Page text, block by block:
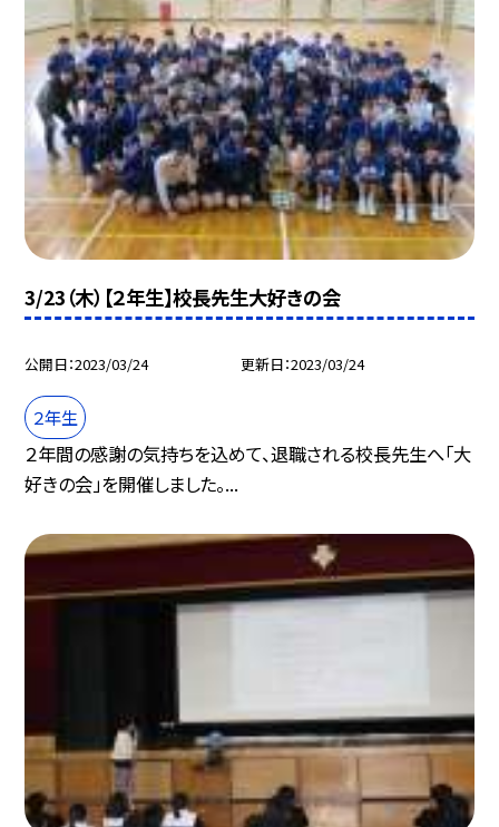
3/23（木）【２年生】校長先生大好きの会
公開日 2023/03/24 更新日 2023/03/24
２年生
２年間の感謝の気持ちを込めて、退職される校長先生へ「大
好きの会」を開催しました。...